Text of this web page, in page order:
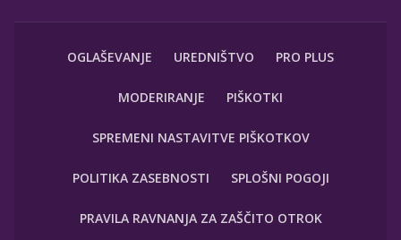
OGLAŠEVANJE UREDNIŠTVO PRO PLUS
MODERIRANJE PIŠKOTKI
SPREMENI NASTAVITVE PIŠKOTKOV
POLITIKA ZASEBNOSTI SPLOŠNI POGOJI
PRAVILA RAVNANJA ZA ZAŠČITO OTROK